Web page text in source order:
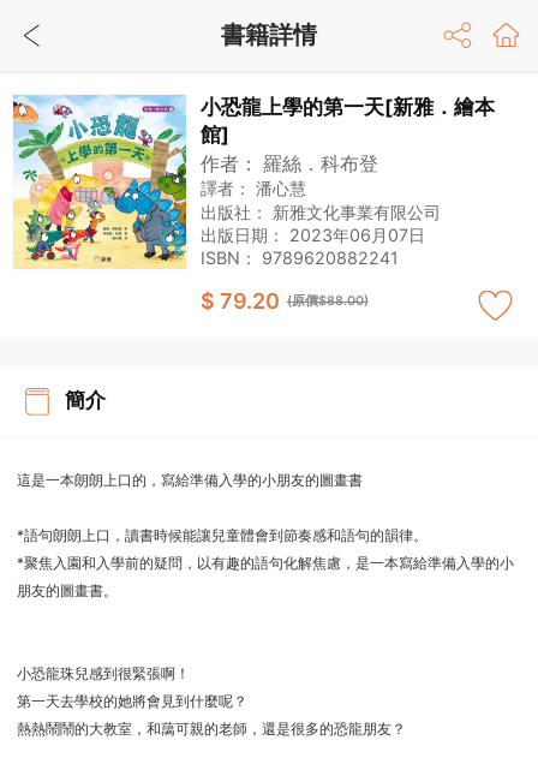
小恐龍上學的第一天[新雅．繪本
館]
作者： 羅絲．科布登
譯者： 潘心慧
出版社： 新雅文化事業有限公司
出版日期： 2023年06月07日
ISBN： 9789620882241
$ 79.20 (原價$88.00)
簡介
這是一本朗朗上口的，寫給準備入學的小朋友的圖畫書
*語句朗朗上口，讀書時候能讓兒童體會到節奏感和語句的韻律。
*聚焦入園和入學前的疑問，以有趣的語句化解焦慮，是一本寫給準備入學的小
朋友的圖畫書。
小恐龍珠兒感到很緊張啊！
第一天去學校的她將會見到什麼呢？
熱熱鬧鬧的大教室，和藹可親的老師，還是很多的恐龍朋友？
書籍詳情